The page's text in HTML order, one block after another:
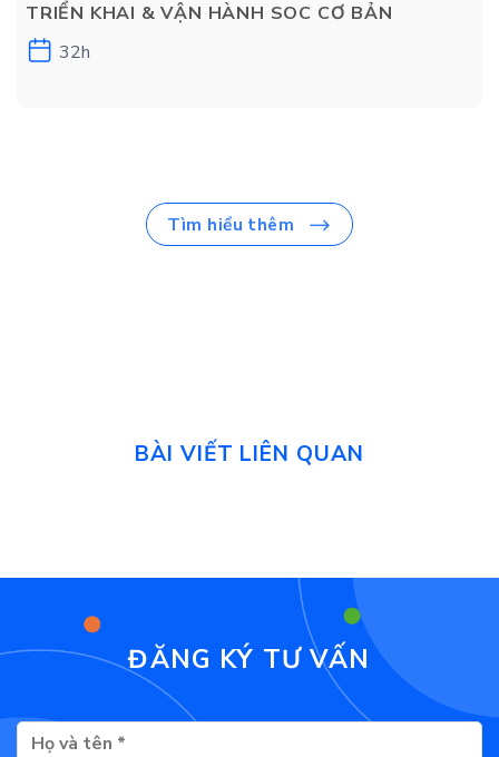
TRIỂN KHAI & VẬN HÀNH SOC CƠ BẢN
32h
Tìm hiểu thêm
BÀI VIẾT LIÊN QUAN
ĐĂNG KÝ TƯ VẤN